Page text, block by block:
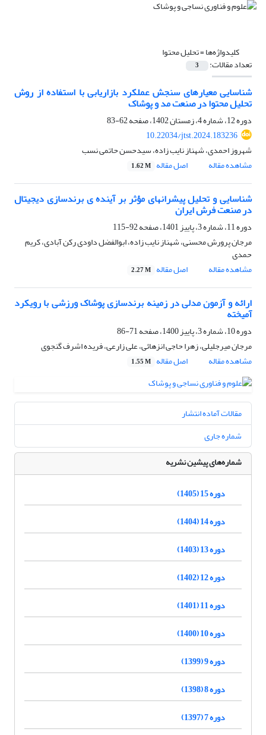
کلیدواژه‌ها =تحلیل محتوا
تعداد مقالات: 3
شناسایی معیارهای سنجش عملکرد بازاریابی با استفاده از روش
تحلیل محتوا در صنعت مد و پوشاک
دوره 12، شماره 4، زمستان 1402، صفحه
62-83
10.22034/jtst.2024.183236
شهروز احمدی، شهناز نایب زاده، سیدحسن حاتمی نسب
مشاهده مقاله
اصل مقاله 1.62 M
شناسایی و تحلیل پیشرانهای مؤثر بر آینده ی برندسازی دیجیتال
در صنعت فرش ایران
دوره 11، شماره 3، پاییز 1401، صفحه
92-115
مرجان پرورش محسنی، شهناز نایب زاده، ابوالفضل داودی رکن آبادی، کریم
حمدی
مشاهده مقاله
اصل مقاله 2.27 M
ارائه و آزمون مدلی در زمینه برندسازی پوشاک ورزشی با رویکرد
آمیخته
دوره 10، شماره 3، پاییز 1400، صفحه
71-86
مرجان میرجلیلی، زهرا حاجی انزهائی، علی زارعی، فریده اشرف گنجوی
مشاهده مقاله
اصل مقاله 1.55 M
مقالات آماده انتشار
شماره جاری
شماره‌های پیشین نشریه
دوره 15 (1405)
دوره 14 (1404)
دوره 13 (1403)
دوره 12 (1402)
دوره 11 (1401)
دوره 10 (1400)
دوره 9 (1399)
دوره 8 (1398)
دوره 7 (1397)